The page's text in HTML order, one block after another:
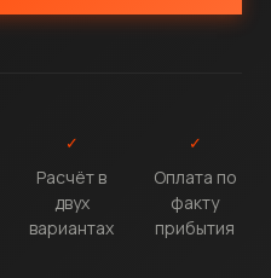
✓
Расчёт в
двух
вариантах
✓
Оплата по
факту
прибытия